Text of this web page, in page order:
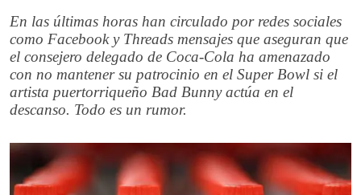
En las últimas horas han circulado por redes sociales
como Facebook y Threads mensajes que aseguran que
el consejero delegado de Coca-Cola ha amenazado
con no mantener su patrocinio en el Super Bowl si el
artista puertorriqueño Bad Bunny actúa en el
descanso. Todo es un rumor.